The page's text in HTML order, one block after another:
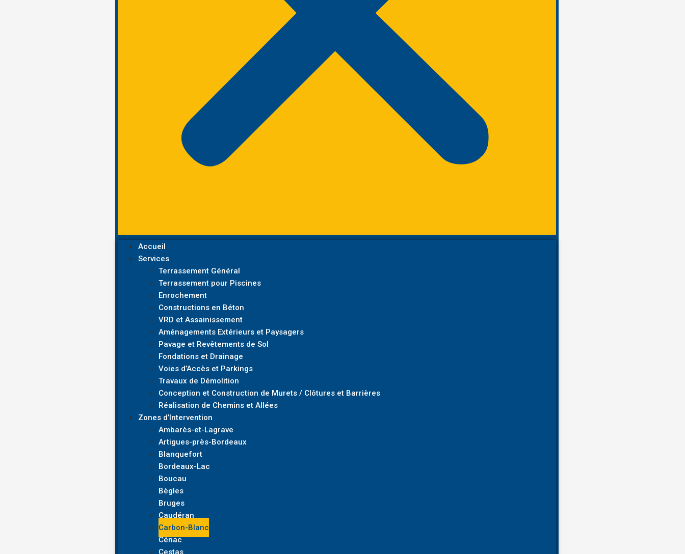
Accueil
Services
Terrassement Général
Terrassement pour Piscines
Enrochement
Constructions en Béton
VRD et Assainissement
Aménagements Extérieurs et Paysagers
Pavage et Revêtements de Sol
Fondations et Drainage
Voies d’Accès et Parkings
Travaux de Démolition
Conception et Construction de Murets / Clôtures et Barrières
Réalisation de Chemins et Allées
Zones d’Intervention
Ambarès-et-Lagrave
Artigues-près-Bordeaux
Blanquefort
Bordeaux-Lac
Boucau
Bègles
Bruges
Caudéran
Carbon-Blanc
Cénac
Cestas